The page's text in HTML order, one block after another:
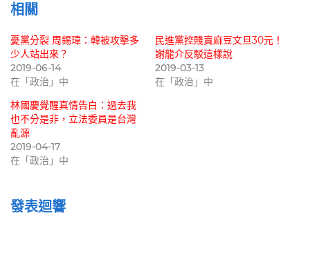
相關
憂黨分裂 周錫瑋：韓被攻擊多
少人站出來？
2019-06-14
在「政治」中
民進黨控賤賣麻豆文旦30元！
謝龍介反駁這樣說
2019-03-13
在「政治」中
林國慶覺醒真情告白：過去我
也不分是非，立法委員是台灣
亂源
2019-04-17
在「政治」中
發表迴響